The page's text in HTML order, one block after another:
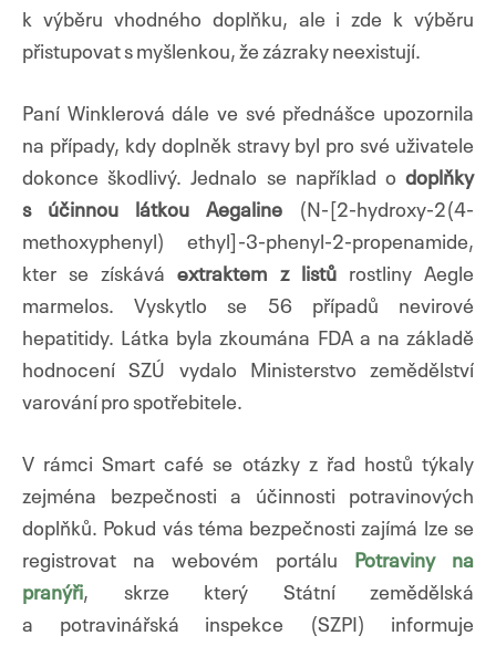
k výběru vhodného doplňku, ale i zde k výběru
přistupovat s myšlenkou, že zázraky neexistují.
Paní Winklerová dále ve své přednášce upozornila
na případy, kdy doplněk stravy byl pro své uživatele
dokonce škodlivý. Jednalo se například o doplňky
s účinnou látkou Aegaline
(N-[2-hydroxy-2(4-
methoxyphenyl) ethyl]-3-phenyl-2-propenamide,
kter se získáváextraktem z listůrostliny Aegle
marmelos. Vyskytlo se 56 případů nevirové
hepatitidy. Látka byla zkoumána FDA a na základě
hodnocení SZÚ vydalo Ministerstvo zemědělství
varování pro spotřebitele.
V rámci Smart café se otázky z řad hostů týkaly
zejména bezpečnosti a účinnosti potravinových
doplňků. Pokud vás téma bezpečnosti zajímá lze se
registrovat na webovém portálu
Potraviny na
pranýři, skrze který Státní zemědělská
a potravinářská inspekce (SZPI) informuje